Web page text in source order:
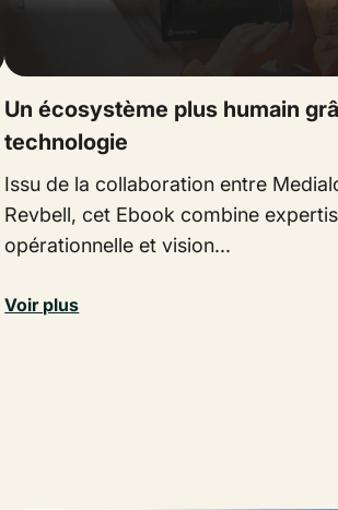
Un écosystème plus humain
technologie
Issu de la collaboration entre
Revbell, cet Ebook combine
opérationnelle et vision...
Voir plus